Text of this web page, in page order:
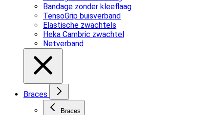
Bandage zonder kleeflaag
TensoGrip buisverband
Elastische zwachtels
Heka Cambric zwachtel
Netverband
Braces
Braces